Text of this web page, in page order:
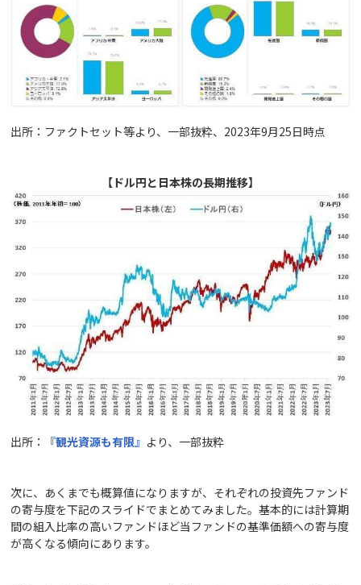
出所：ファクトセット等より、一部抜粋、2023年9月25日時点
【ドル円と日本株の長期推移】
出所： 『観光資源も有限』 より、一部抜粋
次に、あくまでも概算値になりますが、それぞれの投資先ファンド
の寄与度を下記のスライドでまとめてみました。基本的には計算期
間の組入比率の高いファンドほど当ファンドの基準価額への寄与度
が高くなる傾向にあります。